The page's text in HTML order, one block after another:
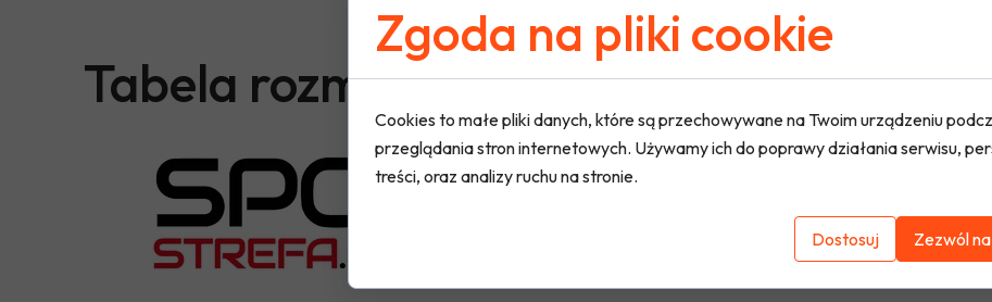
Tabela rozmiarów
Zgoda na pliki cookie
Cookies to małe pliki danych, które są przechowywane na Twoim urządzeniu
przeglądania stron internetowych. Używamy ich do poprawy działania serwisu,
treści, oraz analizy ruchu na stronie.
Dostosuj Zezwól